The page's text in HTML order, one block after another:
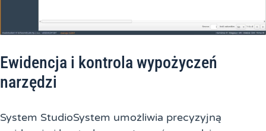
Ewidencja i kontrola wypożyczeń
narzędzi
System StudioSystem umożliwia precyzyjną